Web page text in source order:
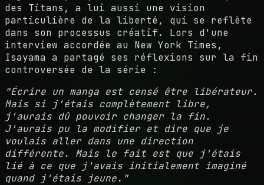
des Titans, a lui aussi une vision
particulière de la liberté, qui se reflète
dans son processus créatif. Lors d'une
interview accordée au New York Times,
Isayama a partagé ses réflexions sur la fin
controversée de la série :
"Écrire un manga est censé être libérateur.
Mais si j'étais complètement libre,
j'aurais dû pouvoir changer la fin.
J'aurais pu la modifier et dire que je
voulais aller dans une direction
différente. Mais le fait est que j'étais
lié à ce que j'avais initialement imaginé
quand j'étais jeune."